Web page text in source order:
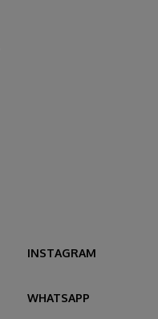
INSTAGRAM
WHATSAPP